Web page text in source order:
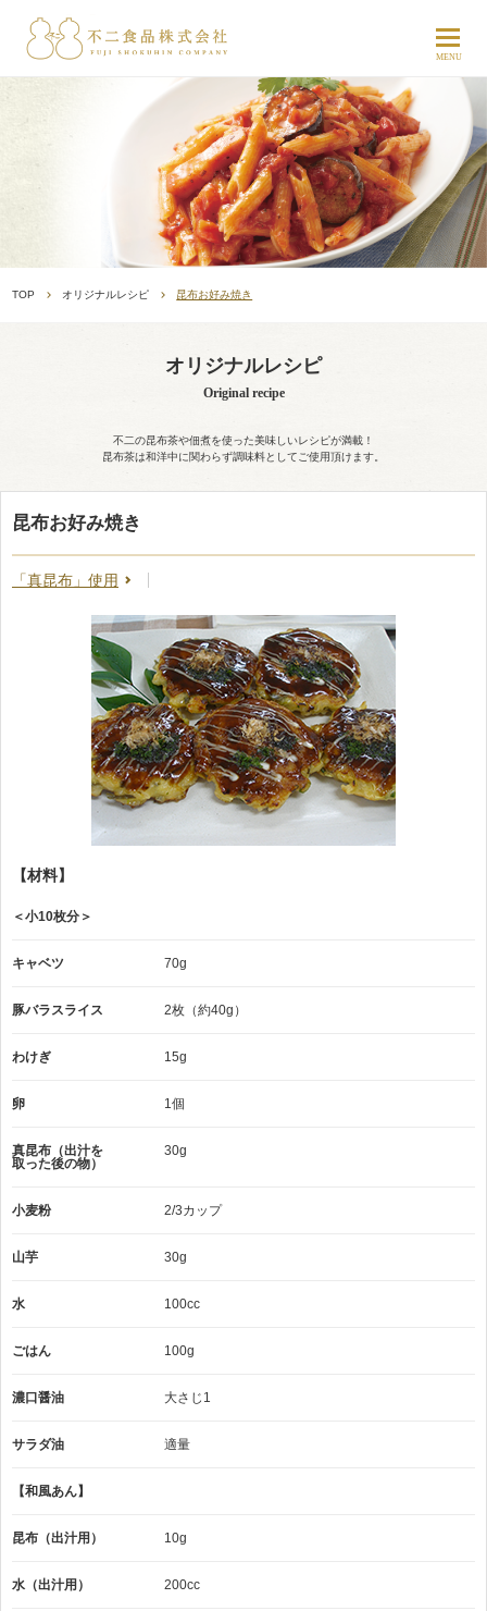
TOP オリジナルレシピ 昆布お好み焼き
オリジナルレシピ
Original recipe
不二の昆布茶や佃煮を使った美味しいレシピが満載！
昆布茶は和洋中に関わらず調味料としてご使用頂けます。
昆布お好み焼き
「真昆布」使用
【材料】
＜小10枚分＞
キャベツ 70g
豚バラスライス 2枚（約40g）
わけぎ 15g
卵 1個
真昆布（出汁を
取った後の物）
30g
小麦粉 2/3カップ
山芋 30g
水 100cc
ごはん 100g
濃口醤油 大さじ1
サラダ油 適量
【和風あん】
昆布（出汁用） 10g
水（出汁用） 200cc